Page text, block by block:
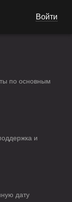
Войти
по основным
и
дату